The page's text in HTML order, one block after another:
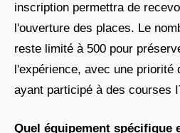
inscription permettra de
l'ouverture des places. Le
reste limité à 500 pour
l'expérience, avec une priorité
ayant participé à des courses
Quel équipement spécifique